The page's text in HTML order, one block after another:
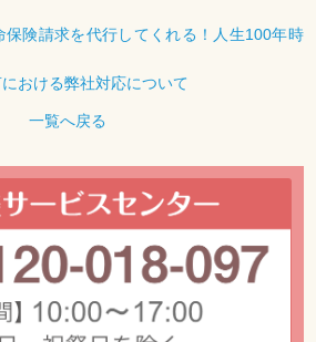
保険請求を代行してくれる！人生100年時
おける弊社対応について
一覧へ戻る